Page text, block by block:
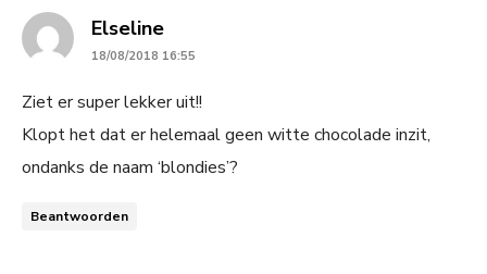
Elselinesays:
18/08/2018 16:55
Ziet er super lekker uit!!
Klopt het dat er helemaal geen witte chocolade inzit,
ondanks de naam ‘blondies’?
Beantwoorden